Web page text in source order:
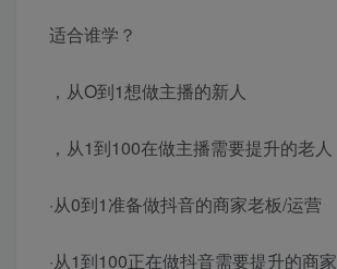
适合谁学？
，从O到1想做主播的新人
，从1到100在做主播需要提升的老人
·从0到1准备做抖音的商家老板/运营
·从1到100正在做抖音需要提升的商家